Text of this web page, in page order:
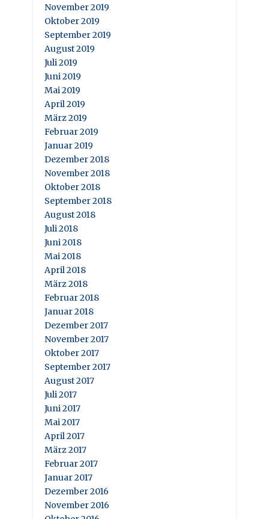
November 2019
Oktober 2019
September 2019
August 2019
Juli 2019
Juni 2019
Mai 2019
April 2019
März 2019
Februar 2019
Januar 2019
Dezember 2018
November 2018
Oktober 2018
September 2018
August 2018
Juli 2018
Juni 2018
Mai 2018
April 2018
März 2018
Februar 2018
Januar 2018
Dezember 2017
November 2017
Oktober 2017
September 2017
August 2017
Juli 2017
Juni 2017
Mai 2017
April 2017
März 2017
Februar 2017
Januar 2017
Dezember 2016
November 2016